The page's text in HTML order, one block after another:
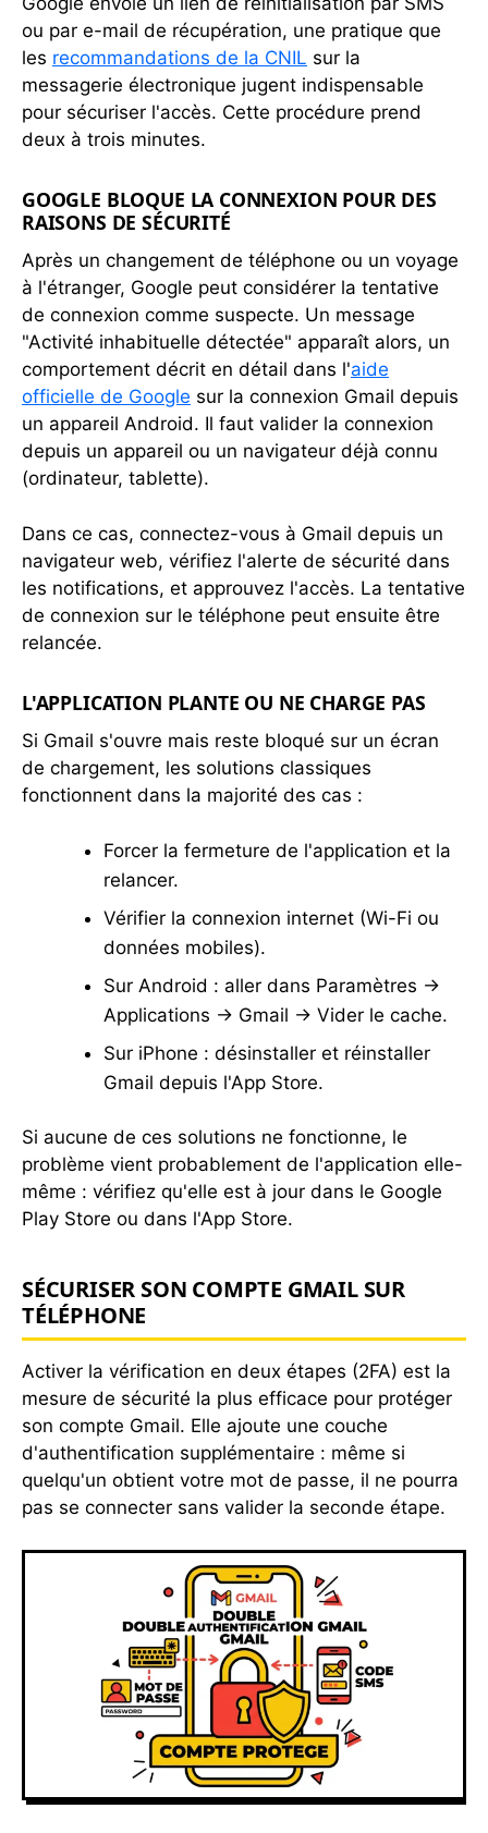
ou par e-mail de récupération, une pratique que
les recommandations de la CNIL sur la
messagerie électronique jugent indispensable
pour sécuriser l'accès. Cette procédure prend
deux à trois minutes.
GOOGLE BLOQUE LA CONNEXION POUR DES
RAISONS DE SÉCURITÉ
Après un changement de téléphone ou un voyage
à l'étranger, Google peut considérer la tentative
de connexion comme suspecte. Un message
"Activité inhabituelle détectée" apparaît alors, un
comportement décrit en détail dans l'aide
officielle de Google sur la connexion Gmail depuis
un appareil Android. Il faut valider la connexion
depuis un appareil ou un navigateur déjà connu
(ordinateur, tablette).
Dans ce cas, connectez-vous à Gmail depuis un
navigateur web, vérifiez l'alerte de sécurité dans
les notifications, et approuvez l'accès. La tentative
de connexion sur le téléphone peut ensuite être
relancée.
L'APPLICATION PLANTE OU NE CHARGE PAS
Si Gmail s'ouvre mais reste bloqué sur un écran
de chargement, les solutions classiques
fonctionnent dans la majorité des cas :
Forcer la fermeture de l'application et la
relancer.
Vérifier la connexion internet (Wi-Fi ou
données mobiles).
Sur Android : aller dans Paramètres →
Applications → Gmail → Vider le cache.
Sur iPhone : désinstaller et réinstaller
Gmail depuis l'App Store.
Si aucune de ces solutions ne fonctionne, le
problème vient probablement de l'application elle-
même : vérifiez qu'elle est à jour dans le Google
Play Store ou dans l'App Store.
SÉCURISER SON COMPTE GMAIL SUR
TÉLÉPHONE
Activer la vérification en deux étapes (2FA) est la
mesure de sécurité la plus efficace pour protéger
son compte Gmail. Elle ajoute une couche
d'authentification supplémentaire : même si
quelqu'un obtient votre mot de passe, il ne pourra
pas se connecter sans valider la seconde étape.